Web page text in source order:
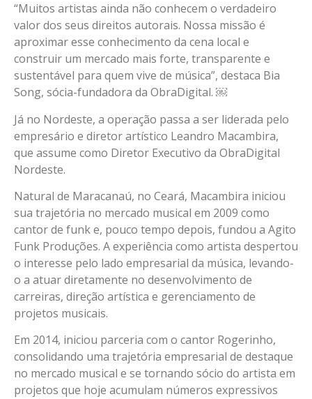
“Muitos artistas ainda não conhecem o verdadeiro
valor dos seus direitos autorais. Nossa missão é
aproximar esse conhecimento da cena local e
construir um mercado mais forte, transparente e
sustentável para quem vive de música”, destaca Bia
Song, sócia-fundadora da ObraDigital. ￼
Já no Nordeste, a operação passa a ser liderada pelo
empresário e diretor artístico Leandro Macambira,
que assume como Diretor Executivo da ObraDigital
Nordeste.
Natural de Maracanaú, no Ceará, Macambira iniciou
sua trajetória no mercado musical em 2009 como
cantor de funk e, pouco tempo depois, fundou a Agito
Funk Produções. A experiência como artista despertou
o interesse pelo lado empresarial da música, levando-
o a atuar diretamente no desenvolvimento de
carreiras, direção artística e gerenciamento de
projetos musicais.
Em 2014, iniciou parceria com o cantor Rogerinho,
consolidando uma trajetória empresarial de destaque
no mercado musical e se tornando sócio do artista em
projetos que hoje acumulam números expressivos